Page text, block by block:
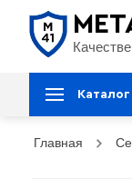
Каталог
Главная